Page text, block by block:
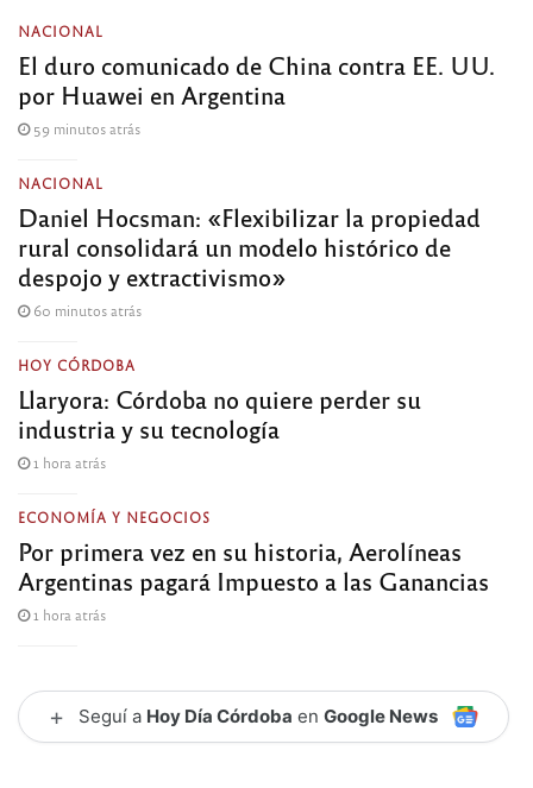
NACIONAL
El duro comunicado de China contra EE. UU.
por Huawei en Argentina
59 minutos atrás
NACIONAL
Daniel Hocsman: «Flexibilizar la propiedad
rural consolidará un modelo histórico de
despojo y extractivismo»
60 minutos atrás
HOY CÓRDOBA
Llaryora: Córdoba no quiere perder su
industria y su tecnología
1 hora atrás
ECONOMÍA Y NEGOCIOS
Por primera vez en su historia, Aerolíneas
Argentinas pagará Impuesto a las Ganancias
1 hora atrás
+ Seguí a Hoy Día Córdoba en Google News